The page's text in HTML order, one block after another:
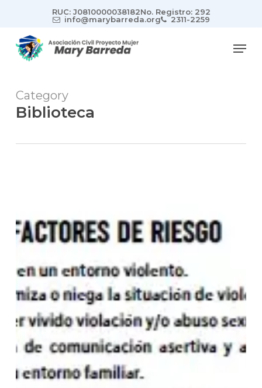
main
content
RUC: J0810000038182No. Registro: 292
info@marybarreda.org
2311-2259
Category
Biblioteca
LA
EXPLOTACIÓN
SEXUAL
COMERCIAL
VULNERA
DERECHOS
ES
UN